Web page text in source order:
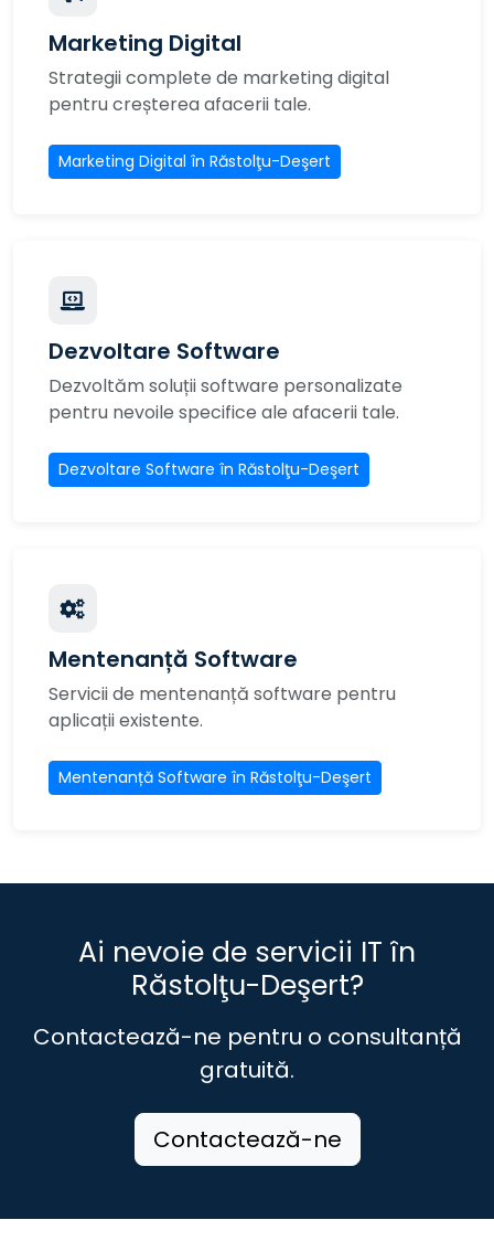
Marketing Digital
Strategii complete de marketing digital
pentru creșterea afacerii tale.
Marketing Digital în Răstolţu-Deşert
Dezvoltare Software
Dezvoltăm soluții software personalizate
pentru nevoile specifice ale afacerii tale.
Dezvoltare Software în Răstolţu-Deşert
Mentenanță Software
Servicii de mentenanță software pentru
aplicații existente.
Mentenanță Software în Răstolţu-Deşert
Ai nevoie de servicii IT în
Răstolţu-Deşert?
Contactează-ne pentru o consultanță
gratuită.
Contactează-ne